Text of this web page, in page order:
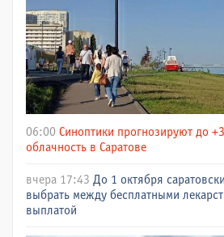
06:00 Синоптики прогнозируют до
облачность в Саратове
вчера 17:43 До 1 октября
выбрать между бесплатными
выплатой